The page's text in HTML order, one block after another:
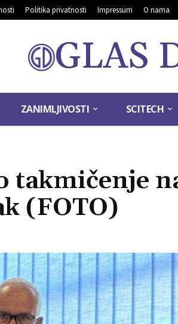
Politika privatnosti Impressum O nama
GLAS
ZANIMLJIVOSTI SCITECH
takmičenje
(FOTO)